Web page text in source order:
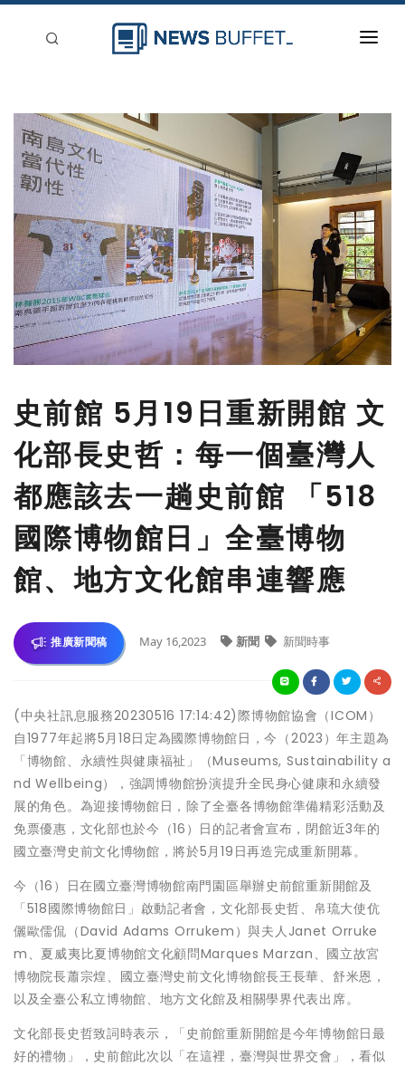
新聞稿分類
登入
刊登
史前館 5月19日重新開館 文
化部長史哲：每一個臺灣人
都應該去一趟史前館 「518
國際博物館日」全臺博物
館、地方文化館串連響應
推廣新聞稿 May 16,2023 新聞 新聞時事
(中央社訊息服務20230516 17:14:42)際博物館協會（ICOM）
自1977年起將5月18日定為國際博物館日，今（2023）年主題為
「博物館、永續性與健康福祉」（Museums, Sustainability a
nd Wellbeing），強調博物館扮演提升全民身心健康和永續發
展的角色。為迎接博物館日，除了全臺各博物館準備精彩活動及
免票優惠，文化部也於今（16）日的記者會宣布，閉館近3年的
國立臺灣史前文化博物館，將於5月19日再造完成重新開幕。
今（16）日在國立臺灣博物館南門園區舉辦史前館重新開館及
「518國際博物館日」啟動記者會，文化部長史哲、帛琉大使伉
儷歐儒侃（David Adams Orrukem）與夫人Janet Orruke
m、夏威夷比夏博物館文化顧問Marques Marzan、國立故宮
博物院長蕭宗煌、國立臺灣史前文化博物館長王長華、舒米恩，
以及全臺公私立博物館、地方文化館及相關學界代表出席。
文化部長史哲致詞時表示，「史前館重新開館是今年博物館日最
好的禮物」，史前館此次以「在這裡，臺灣與世界交會」，看似